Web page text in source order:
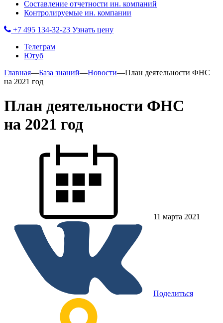
Составление отчетности ин. компаний
Контролируемые ин. компании
+7 495 134-32-23 Узнать цену
Телеграм
Ютуб
Главная—База знаний—Новости—План деятельности ФНС
на 2021 год
План деятельности ФНС
на 2021 год
11 марта 2021
Поделиться